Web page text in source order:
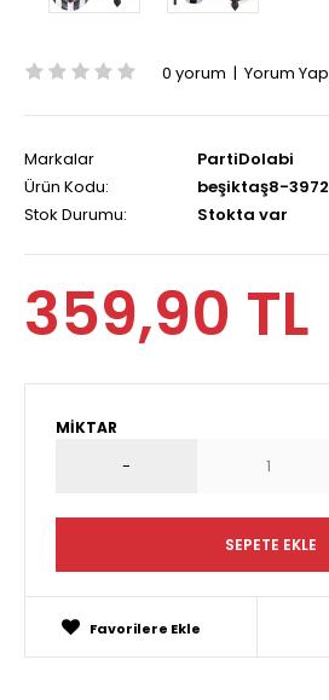
0 yorum | Yorum Yap
Markalar
PartiDolabi
Ürün Kodu:
beşiktaş8-3972
Stok Durumu:
Stokta var
359,90 TL
MIKTAR
Favorilere Ekle